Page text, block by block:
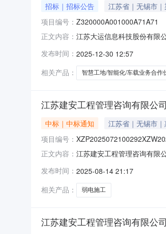
招标｜招标公告 江苏省｜无锡市
项目编号： Z320000A001000A71A71
正文内容： 江苏大运信息科技股份有限
发布时间： 2025-12-30 12:57
相关产品：
智慧工地/智能化/车载业务合作
江苏建安工程管理咨询有限公
中标｜中标通知 江苏省｜无锡市
项目编号：
正文内容： 江苏建安工程管理咨询有限
公告内容1、项目编号：
发布时间： 2025-08-14 21:17
相关产品：
弱电施工
江苏建安工程管理咨询有限公